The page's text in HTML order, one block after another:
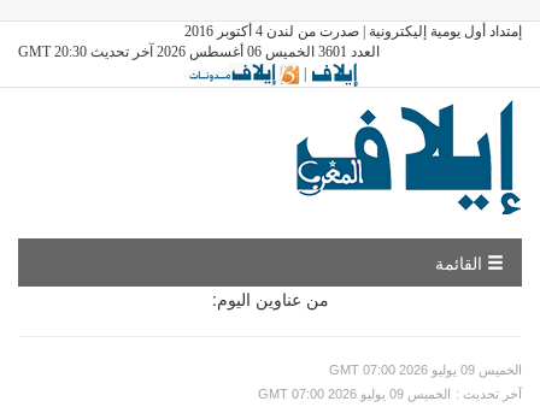
إمتداد أول يومية إليكترونية | صدرت من لندن 4 أكتوبر 2016
العدد 3601 الخميس 06 أغسطس 2026 آخر تحديث GMT 20:30
|
القائمة
من عناوين اليوم:
GMT الخميس 09 يوليو 2026 07:00
GMT الخميس 09 يوليو 2026 07:00
: آخر تحديث